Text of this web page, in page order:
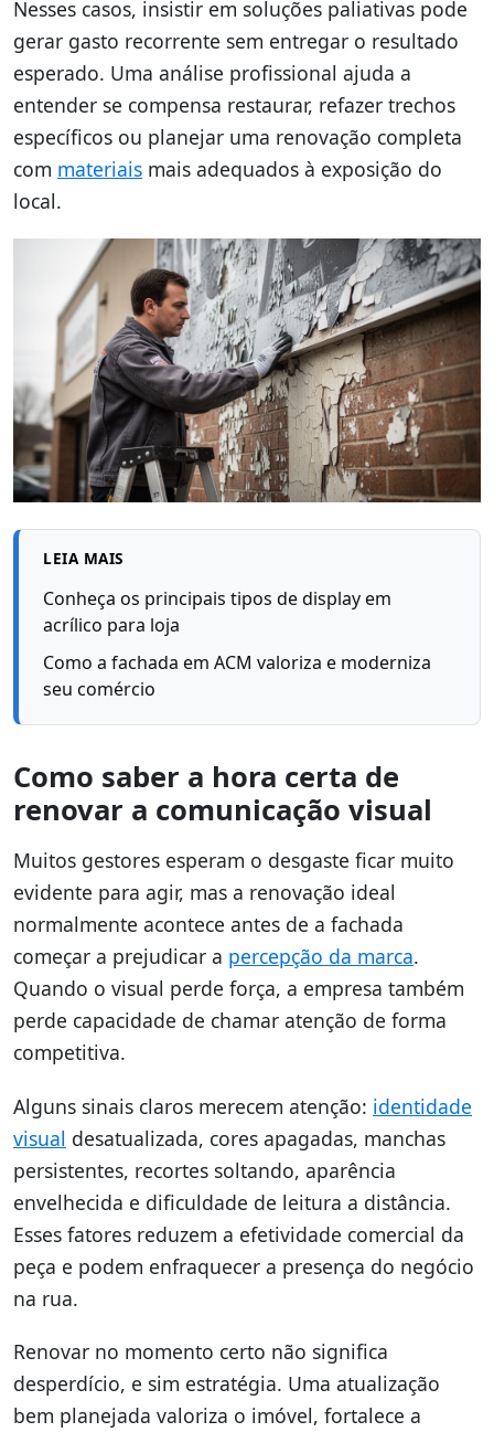
Nesses casos, insistir em soluções paliativas pode
gerar gasto recorrente sem entregar o resultado
esperado. Uma análise profissional ajuda a
entender se compensa restaurar, refazer trechos
específicos ou planejar uma renovação completa
com materiais mais adequados à exposição do
local.
LEIA MAIS
Conheça os principais tipos de display em
acrílico para loja
Como a fachada em ACM valoriza e moderniza
seu comércio
Como saber a hora certa de
renovar a comunicação visual
Muitos gestores esperam o desgaste ficar muito
evidente para agir, mas a renovação ideal
normalmente acontece antes de a fachada
começar a prejudicar a percepção da marca.
Quando o visual perde força, a empresa também
perde capacidade de chamar atenção de forma
competitiva.
Alguns sinais claros merecem atenção: identidade
visual desatualizada, cores apagadas, manchas
persistentes, recortes soltando, aparência
envelhecida e dificuldade de leitura a distância.
Esses fatores reduzem a efetividade comercial da
peça e podem enfraquecer a presença do negócio
na rua.
Renovar no momento certo não significa
desperdício, e sim estratégia. Uma atualização
bem planejada valoriza o imóvel, fortalece a